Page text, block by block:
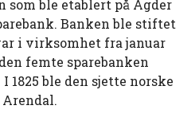
som ble etablert på Agder
Banken ble stiftet
i virksomhet fra januar
femte sparebanken
1825 ble den sjette norske